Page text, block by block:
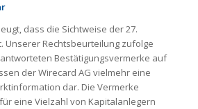
dass die Sichtweise der 27.
Unserer Rechtsbeurteilung zufolge
Bestätigungsvermerke auf
der Wirecard AG vielmehr eine
dar. Die Vermerke
eine Vielzahl von Kapitalanlegern